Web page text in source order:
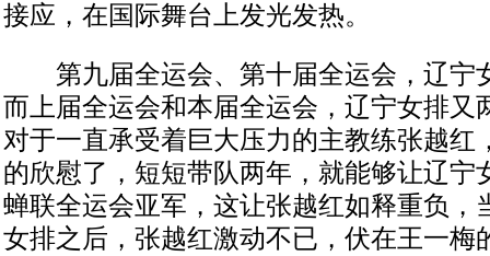
接应，在国际舞台上发光发热。
第九届全运会、第十届全运会，辽宁
而上届全运会和本届全运会，辽宁女排又
对于一直承受着巨大压力的主教练张越红
的欣慰了，短短带队两年，就能够让辽宁
蝉联全运会亚军，这让张越红如释重负，
女排之后，张越红激动不已，伏在王一梅